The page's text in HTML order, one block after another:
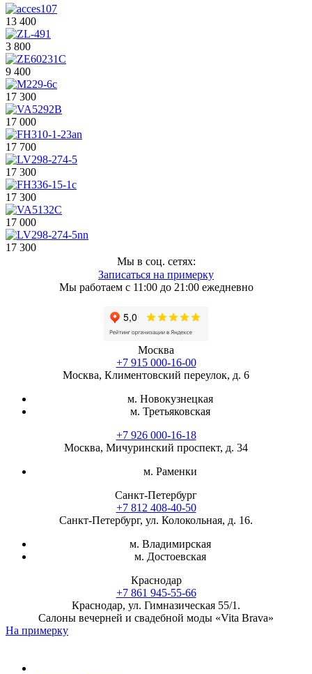
13 400
3 800
9 400
17 300
17 000
17 700
17 300
17 300
17 000
17 300
Мы в соц. сетях:
Записаться на примерку
Мы работаем с 11:00 до 21:00 ежедневно
Москва
+7 915 000-16-00
Москва, Климентовский переулок, д. 6
м. Новокузнецкая
м. Третьяковская
+7 926 000-16-18
Москва, Мичуринский проспект, д. 34
м. Раменки
Санкт-Петербург
+7 812 408-40-50
Санкт-Петербург, ул. Колокольная, д. 16.
м. Владимирская
м. Достоевская
Краснодар
+7 861 945-55-66
Краснодар, ул. Гимназическая 55/1.
Салоны вечерней и свадебной моды «Vita Brava»
На примерку